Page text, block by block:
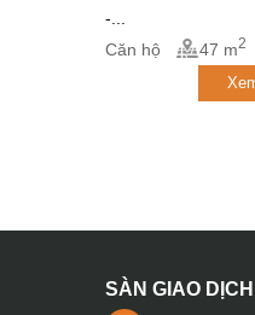
-...
Căn hộ
47 m2
SÀN GIAO